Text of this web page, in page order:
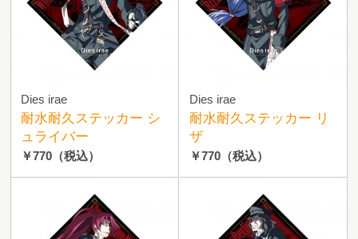
Dies irae
耐水耐久ステッカー シ
ュライバー
￥770 （税込）
Dies irae
耐水耐久ステッカー リ
ザ
￥770（税込）